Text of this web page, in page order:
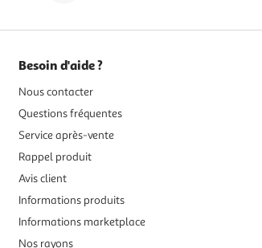
Besoin d'aide ?
Nous contacter
Questions fréquentes
Service après-vente
Rappel produit
Avis client
Informations produits
Informations marketplace
Nos rayons